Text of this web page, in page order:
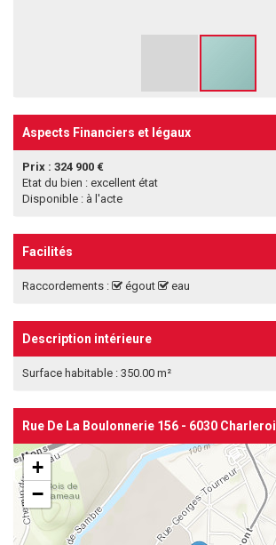
Aspects Financiers et légaux
Prix : 324 900 €
Etat du bien : excellent état
Disponible : à l'acte
Facilités
Raccordements : égout eau
Description intérieure
Surface habitable : 350.00 m²
Rue De La Boulonnerie 156 - 6030 Charleroi
+
−